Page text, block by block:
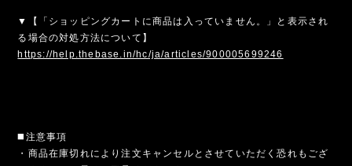
▼【「ショッピングカートに商品は入っていません。」と表示され
る場合の対処方法について】
https://help.thebase.in/hc/ja/articles/900005699246
◼️注意事項
・商品在庫切れにより注文キャンセルとさせていただく恐れもござ